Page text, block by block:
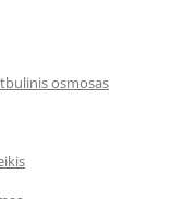
osmosas